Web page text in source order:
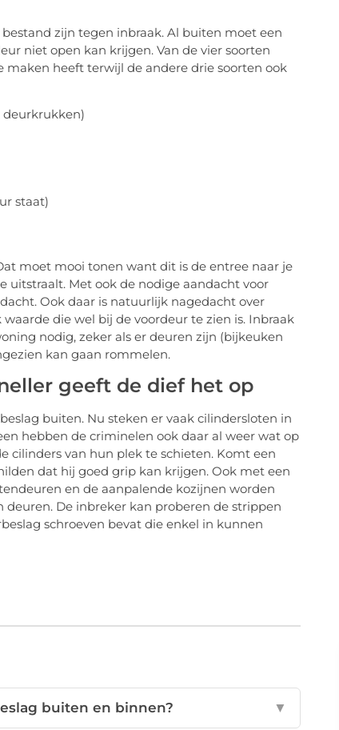
zijn tegen inbraak. Al buiten moet een
niet open kan krijgen. Van de vier soorten
heeft terwijl de andere drie soorten ook
deurkrukken)
staat)
moet mooi tonen want dit is de entree naar je
uitstraalt. Met ook de nodige aandacht voor
Ook daar is natuurlijk nagedacht over
die wel bij de voordeur te zien is. Inbraak
nodig, zeker als er deuren zijn (bijkeuken
kan gaan rommelen.
geeft de dief het op
buiten. Nu steken er vaak cilindersloten in
hebben de criminelen ook daar al weer wat op
cilinders van hun plek te schieten. Komt een
dat hij goed grip kan krijgen. Ook met een
en de aanpalende kozijnen worden
De inbreker kan proberen de strippen
schroeven bevat die enkel in kunnen
buiten en binnen? ▼